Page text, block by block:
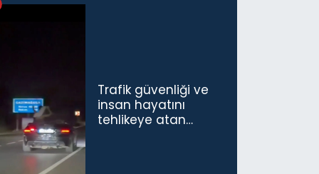
Trafik güvenliği ve
insan hayatını
tehlikeye atan